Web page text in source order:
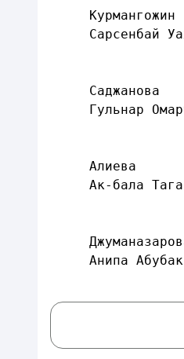
Курмангожин
Сарсенбай
аудита
Саджанова
Гульнар
аудита
Алиева
Ак-бала
аудита
Джуманазарова
Анипа